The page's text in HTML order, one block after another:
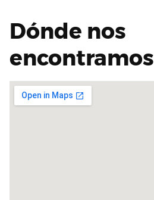
Dónde nos
encontramos